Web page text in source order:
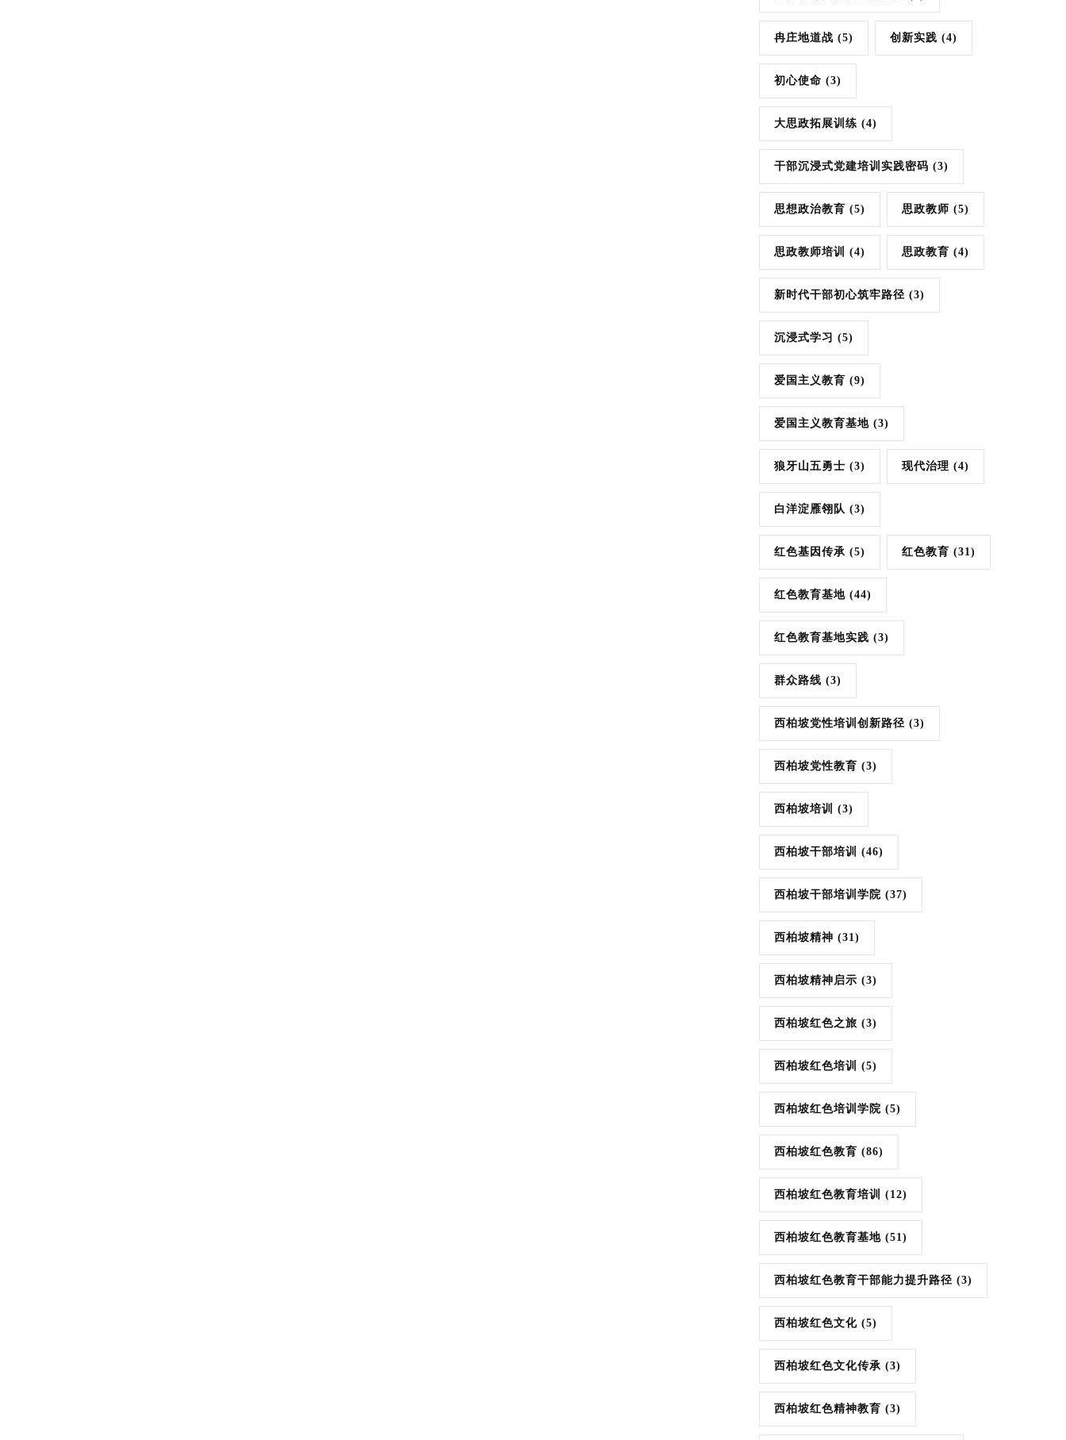
冉庄地道战 (5) 创新实践 (4)
初心使命 (3)
大思政拓展训练 (4)
干部沉浸式党建培训实践密码 (3)
思想政治教育 (5) 思政教师 (5)
思政教师培训 (4) 思政教育 (4)
新时代干部初心筑牢路径 (3)
沉浸式学习 (5)
爱国主义教育 (9)
爱国主义教育基地 (3)
狼牙山五勇士 (3) 现代治理 (4)
白洋淀雁翎队 (3)
红色基因传承 (5) 红色教育 (31)
红色教育基地 (44)
红色教育基地实践 (3)
群众路线 (3)
西柏坡党性培训创新路径 (3)
西柏坡党性教育 (3)
西柏坡培训 (3)
西柏坡干部培训 (46)
西柏坡干部培训学院 (37)
西柏坡精神 (31)
西柏坡精神启示 (3)
西柏坡红色之旅 (3)
西柏坡红色培训 (5)
西柏坡红色培训学院 (5)
西柏坡红色教育 (86)
西柏坡红色教育培训 (12)
西柏坡红色教育基地 (51)
西柏坡红色教育干部能力提升路径 (3)
西柏坡红色文化 (5)
西柏坡红色文化传承 (3)
西柏坡红色精神教育 (3)